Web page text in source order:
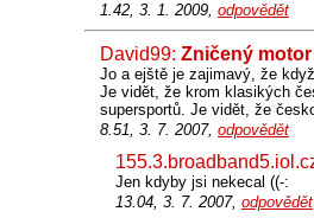
1.42, 3. 1. 2009, odpovědět
David99: Zničený motor
Jo a ejště je zajimavý, že
Je vidět, že krom klasikých
supersportů. Je vidět, že
8.51, 3. 7. 2007, odpovědět
Jen kdyby jsi nekecal ((-:
13.04, 3. 7. 2007, odpovědět